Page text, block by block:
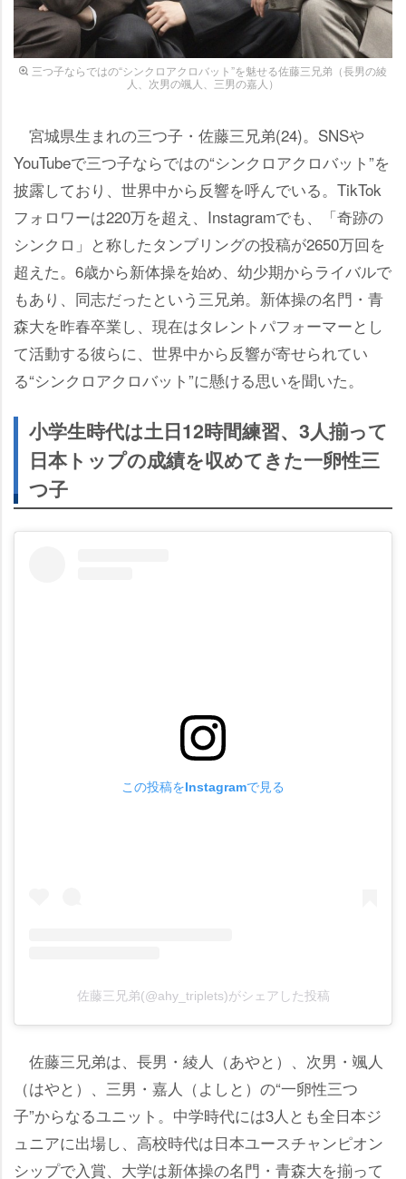
三つ子ならではの“シンクロアクロバット”を魅せる佐藤三兄弟（長男の綾
人、次男の颯人、三男の嘉人）
宮城県生まれの三つ子・佐藤三兄弟(24)。SNS
YouTubeで三つ子ならではの“シンクロアクロバット”を
披露しており、世界中から反響を呼んでいる。TikTok
フォロワーは220万を超え、Instagramでも、「奇跡の
シンクロ」と称したタンブリングの投稿が2650万回を
超えた。6歳から新体操を始め、幼少期からライバルで
もあり、同志だったという三兄弟。新体操の名門・青
森大を昨春卒業し、現在はタレントパフォーマーとし
て活動する彼らに、世界中から反響が寄せられてい
る“シンクロアクロバット”に懸ける思いを聞いた。
小学生時代は土日12時間練習、3人揃って
日本トップの成績を収めてきた一卵性三
つ子
この投稿をInstagramで見る
佐藤三兄弟(@ahy_triplets)がシェアした投稿
佐藤三兄弟は、長男・綾人（あやと）、次男・颯人
（はやと）、三男・嘉人（よしと）の“一卵性三つ
子”からなるユニット。中学時代には3人とも全日本ジ
ュニアに出場し、高校時代は日本ユースチャンピオン
シップで入賞、大学は新体操の名門・青森大を揃って